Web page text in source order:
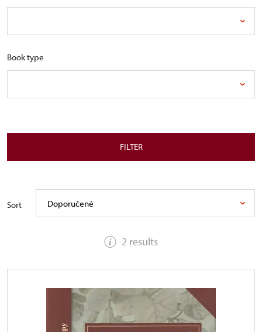
Book type
FILTER
2 results
Sort Doporučené